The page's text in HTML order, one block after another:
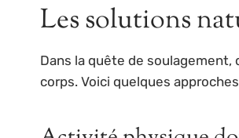
Les solutions
Dans la quête de
corps. Voici quelques